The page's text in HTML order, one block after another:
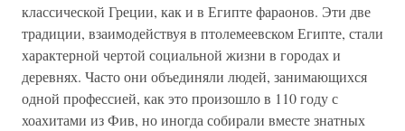
классической Греции, как и в Египте фараонов. Эти две
традиции, взаимодействуя в птолемеевском Египте, стали
характерной чертой социальной жизни в городах и
деревнях. Часто они объединяли людей, занимающихся
одной профессией, как это произошло в 110 году с
хоахитами из Фив, но иногда собирали вместе знатных